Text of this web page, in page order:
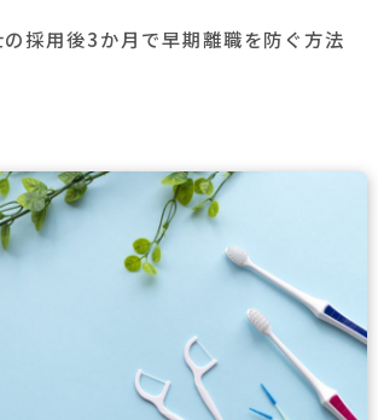
採用後3か月で早期離職を防ぐ方法